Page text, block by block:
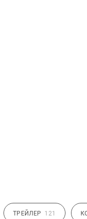
ТРЕЙЛЕР 121